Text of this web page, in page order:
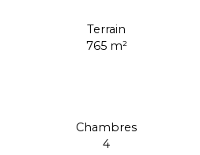
Terrain
765 m²
Chambres
4